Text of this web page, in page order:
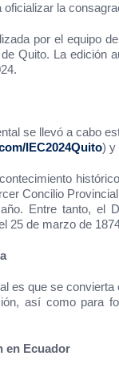
oficializar la
por el equipo
Quito. La edición
se llevó a cabo
IEC2024Quito) y
Concilio
Entre tanto, el
25 de marzo de
es que se
así como para
en Ecuador